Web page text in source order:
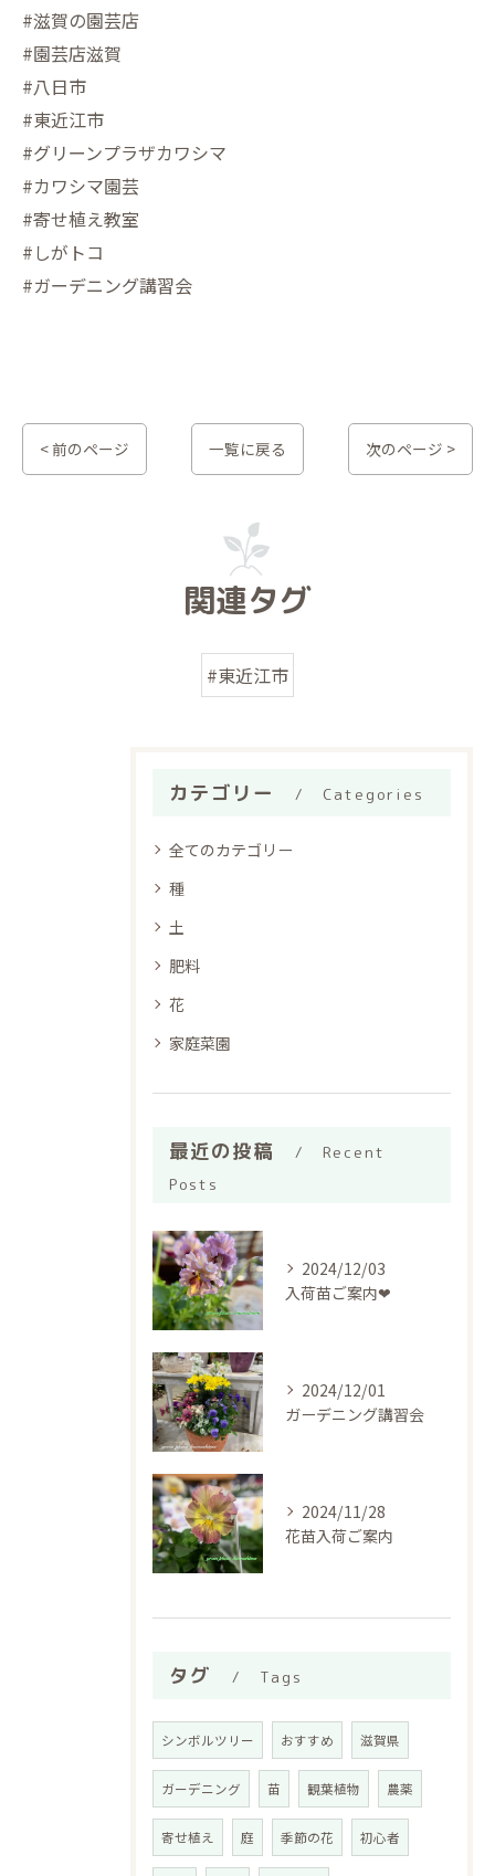
#滋賀の園芸店
#園芸店滋賀
#八日市
#東近江市
#グリーンプラザカワシマ
#カワシマ園芸
#寄せ植え教室
#しがトコ
#ガーデニング講習会
< 前のページ 一覧に戻る 次のページ >
関連タグ
#東近江市
カテゴリー Categories
全てのカテゴリー
種
土
肥料
花
家庭菜園
最近の投稿
Recent
Posts
2024/12/03
入荷苗ご案内❤︎
2024/12/01
ガーデニング講習会
2024/11/28
花苗入荷ご案内
タグ Tags
シンボルツリー おすすめ 滋賀県
ガーデニング 苗 観葉植物 農薬
寄せ植え 庭 季節の花 初心者